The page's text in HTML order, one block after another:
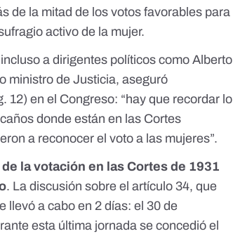
de la mitad de los votos favorables para
activo de la mujer.
a dirigentes políticos como Alberto
ministro de Justicia, aseguró
12) en el Congreso: “hay que recordar lo
donde están en las Cortes
a reconocer el voto a las mujeres”.
la votación en las Cortes de 1931
. La discusión sobre el artículo 34, que
llevó a cabo en 2 días: el 30 de
esta última jornada se concedió el